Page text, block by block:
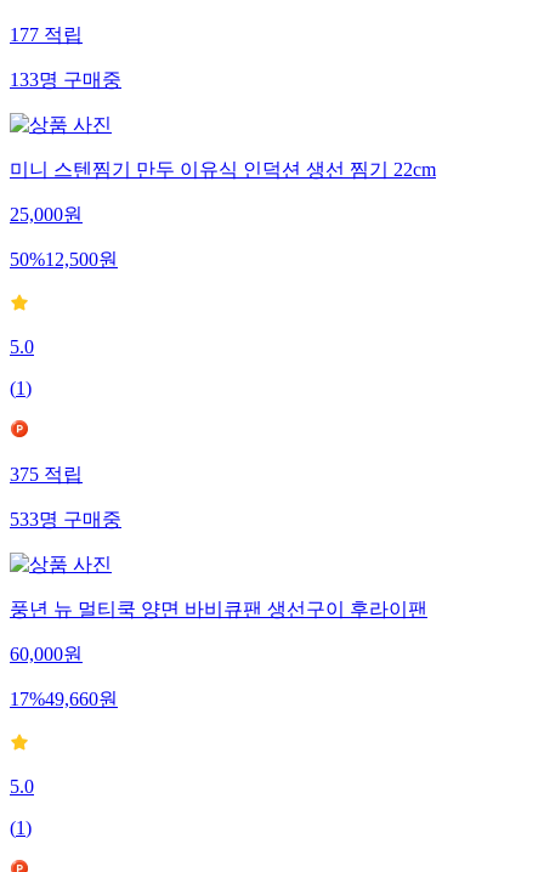
177적립
133명구매중
미니 스텐찜기 만두 이유식 인덕션 생선 찜기 22cm
25,000원
50%12,500원
5.0
(1)
375적립
533명구매중
풍년 뉴 멀티쿡 양면 바비큐팬 생선구이 후라이팬
60,000원
17%49,660원
5.0
(1)